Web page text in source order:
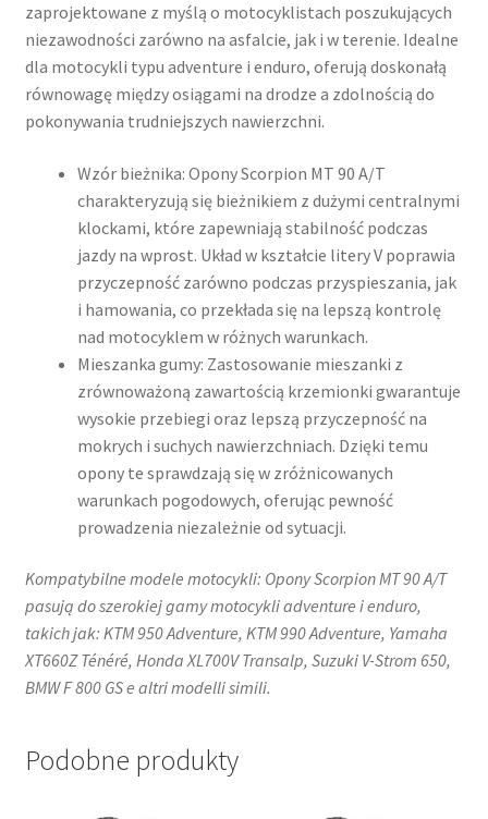
zaprojektowane z myślą o motocyklistach poszukujących
niezawodności zarówno na asfalcie, jak i w terenie. Idealne
dla motocykli typu adventure i enduro, oferują doskonałą
równowagę między osiągami na drodze a zdolnością do
pokonywania trudniejszych nawierzchni.​
Wzór bieżnika: Opony Scorpion MT 90 A/T
charakteryzują się bieżnikiem z dużymi centralnymi
klockami, które zapewniają stabilność podczas
jazdy na wprost. Układ w kształcie litery V poprawia
przyczepność zarówno podczas przyspieszania, jak
i hamowania, co przekłada się na lepszą kontrolę
nad motocyklem w różnych warunkach.​
Mieszanka gumy: Zastosowanie mieszanki z
zrównoważoną zawartością krzemionki gwarantuje
wysokie przebiegi oraz lepszą przyczepność na
mokrych i suchych nawierzchniach. Dzięki temu
opony te sprawdzają się w zróżnicowanych
warunkach pogodowych, oferując pewność
prowadzenia niezależnie od sytuacji.​
Kompatybilne modele motocykli: Opony Scorpion MT 90 A/T
pasują do szerokiej gamy motocykli adventure i enduro,
takich jak: KTM 950 Adventure, KTM 990 Adventure, Yamaha
XT660Z Ténéré, Honda XL700V Transalp, Suzuki V-Strom 650,
BMW F 800 GS e altri modelli simili.
Podobne produkty